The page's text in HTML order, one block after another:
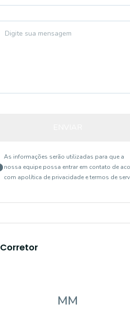
As informações serão utilizadas para que a
nossa equipe possa entrar em contato de
com apolítica de privacidade e termos de
Corretor
MM